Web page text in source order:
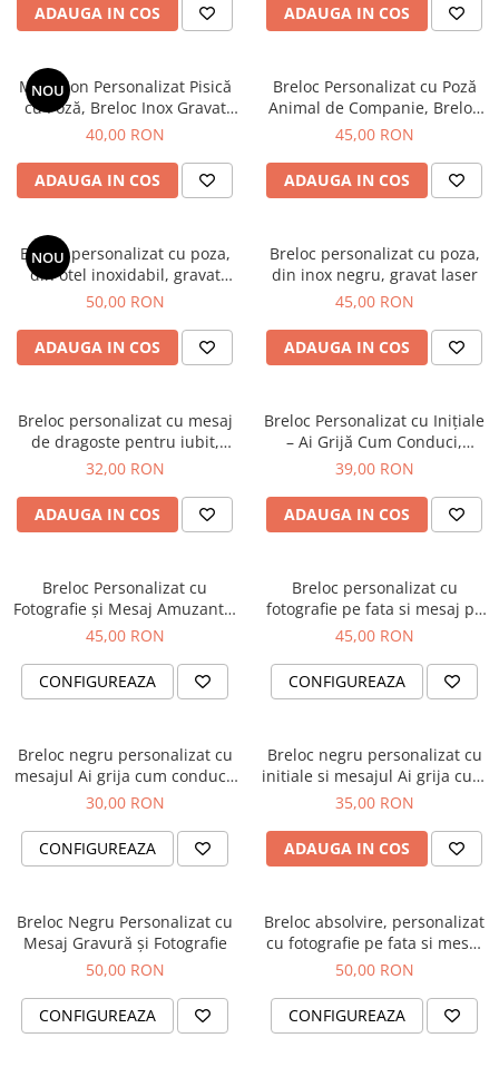
Coliere
Brelocuri Personalizate
Semn de carte
Card metalic
Cadouri Copii
Cadouri 1-8 Martie
Cadouri Paste
Halloween
Portfard Personalizat
Tablou Personalizat
ADAUGA IN COS ADAUGA IN COS
NOU
Medalion Personalizat Pisică
cu Poză, Breloc Inox Gravat
Foto, Medalion Animal de
Pisici
40,00 RON
ADAUGA IN COS
Breloc Personalizat cu Poză
Animal de Companie, Breloc
Inox Gravat Cățel Pisică
45,00 RON
ADAUGA IN COS
NOU
Breloc personalizat cu poza,
din otel inoxidabil, gravat
laser
50,00 RON
ADAUGA IN COS
Breloc personalizat cu poza,
din inox negru, gravat laser
45,00 RON
ADAUGA IN COS
Breloc personalizat cu mesaj
de dragoste pentru iubit,
gravat pe plăcuță din
32,00 RON
ADAUGA IN COS
Breloc Personalizat cu Inițiale
– Ai Grijă Cum Conduci,
Iubirea Mea
39,00 RON
ADAUGA IN COS
Breloc Personalizat cu
Fotografie și Mesaj Amuzant –
Cadoul Perfect pentru Iubit
45,00 RON
CONFIGUREAZA
Breloc personalizat cu
fotografie pe fata si mesaj pe
spate, cadou pentru familie,
45,00 RON
CONFIGUREAZA
Breloc negru personalizat cu
mesajul Ai grija cum conduci,
am nevoie de tine
30,00 RON
CONFIGUREAZA
Breloc negru personalizat cu
initiale si mesajul Ai grija cum
conduci, am nevoie de tine
35,00 RON
ADAUGA IN COS
Breloc Negru Personalizat cu
Mesaj Gravură și Fotografie
50,00 RON
CONFIGUREAZA
Breloc absolvire, personalizat
cu fotografie pe fata si mesaj
pe spate, cadou pentru
50,00 RON
CONFIGUREAZA